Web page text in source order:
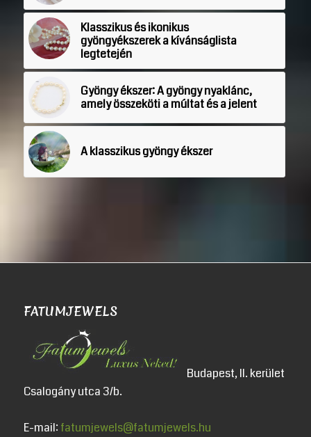
Klasszikus és ikonikus
gyöngyékszerek a kívánságlista
legtetején
Gyöngy ékszer: A gyöngy nyaklánc,
amely összeköti a múltat és a jelent
A klasszikus gyöngy ékszer
FATUMJEWELS
Budapest, II. kerület
Csalogány utca 3/b.
E-mail: fatumjewels@fatumjewels.hu